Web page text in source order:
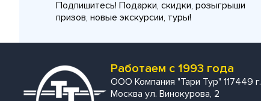
Подпишитесь! Подарки, скидки, розыгрыши
призов, новые экскурсии, туры!
Работаем с 1993 года
ООО Компания "Тари Тур" 117449 г.
Москва ул. Винокурова, 2